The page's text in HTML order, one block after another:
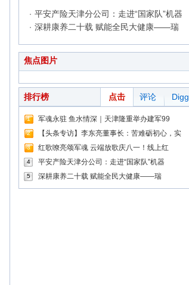
平安产险天津分公司：走进“国家队”机器
深耕康养二十载 赋能全民大健康——瑞
焦点图片
排行榜 点击 评论 Digg
1 军魂永驻 鱼水情深｜天津隆重举办建军99
2 【头条专访】李东亮董事长：苦难砺初心，实
3 红歌嘹亮颂军魂 云端放歌庆八一！线上红
4 平安产险天津分公司：走进“国家队”机器
5 深耕康养二十载 赋能全民大健康——瑞